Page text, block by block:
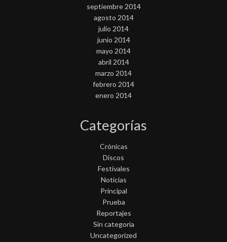
septiembre 2014
agosto 2014
julio 2014
junio 2014
mayo 2014
abril 2014
marzo 2014
febrero 2014
enero 2014
Categorías
Crónicas
Discos
Festivales
Noticias
Principal
Prueba
Reportajes
Sin categoría
Uncategorized